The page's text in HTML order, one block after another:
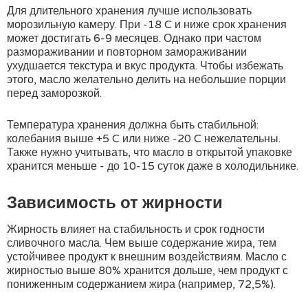
Для длительного хранения лучше использовать
морозильную камеру. При -18 C и ниже срок хранения
может достигать 6-9 месяцев. Однако при частом
размораживании и повторном замораживании
ухудшается текстура и вкус продукта. Чтобы избежать
этого, масло желательно делить на небольшие порции
перед заморозкой.
Температура хранения должна быть стабильной:
колебания выше +5 C или ниже -20 C нежелательны.
Также нужно учитывать, что масло в открытой упаковке
хранится меньше - до 10-15 суток даже в холодильнике.
Зависимость от жирности
Жирность влияет на стабильность и срок годности
сливочного масла. Чем выше содержание жира, тем
устойчивее продукт к внешним воздействиям. Масло с
жирностью выше 80% хранится дольше, чем продукт с
пониженным содержанием жира (например, 72,5%).